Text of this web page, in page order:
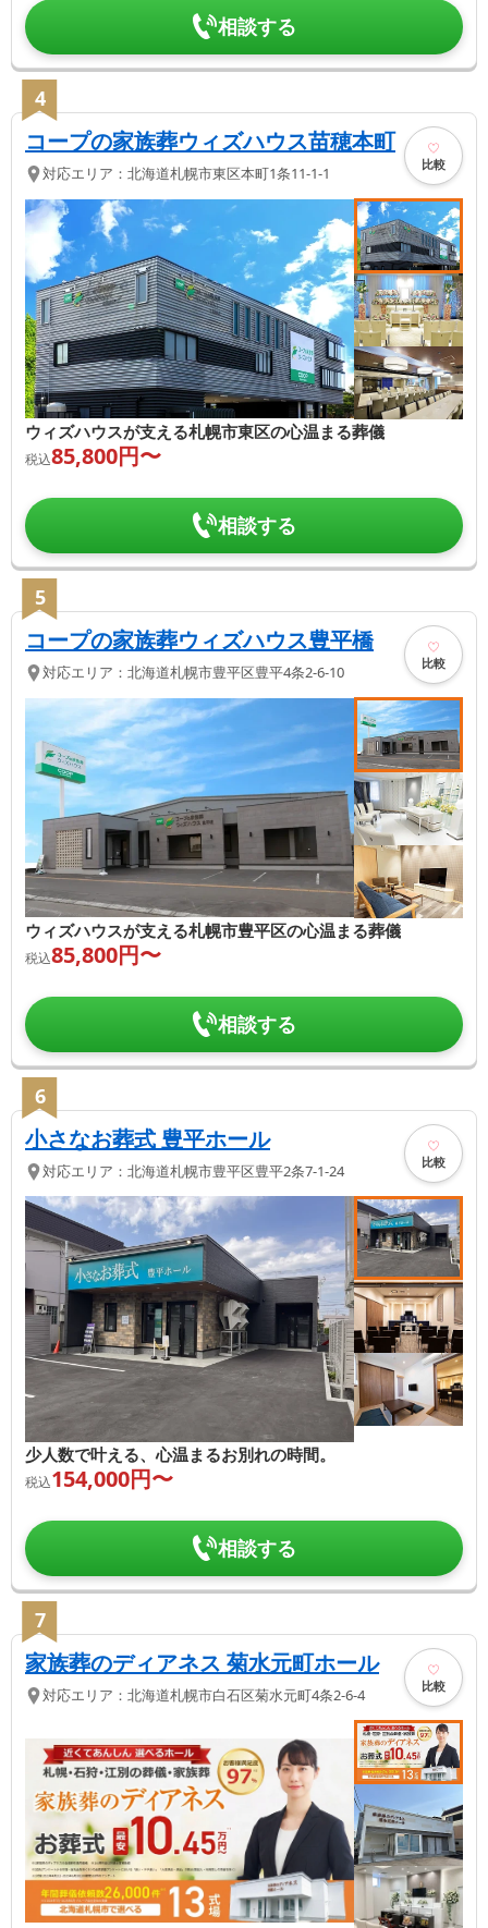
相談する
4
コープの家族葬ウィズハウス苗穂本町
対応エリア： 北海道札幌市東区本町1条11-1-1 比較
ウィズハウスが支える札幌市東区の心温まる葬儀
税込85,800円〜
相談する
5
コープの家族葬ウィズハウス豊平橋
対応エリア： 北海道札幌市豊平区豊平4条2-6-10 比較
ウィズハウスが支える札幌市豊平区の心温まる葬儀
税込85,800円〜
相談する
6
小さなお葬式 豊平ホール
対応エリア： 北海道札幌市豊平区豊平2条7-1-24 比較
少人数で叶える、心温まるお別れの時間。
税込154,000円〜
相談する
7
家族葬のディアネス 菊水元町ホール
対応エリア： 北海道札幌市白石区菊水元町4条2-6-4 比較